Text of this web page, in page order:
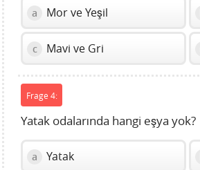
a Mor ve Yeşil
c Mavi ve Gri
Frage 4:
Yatak odalarında hangi eşya yok?
a Yatak